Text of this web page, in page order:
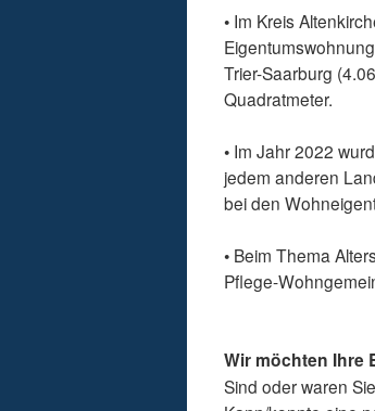
• Im Kreis
Trier-Saarburg
Quadratmeter.
• Im Jahr 2022
jedem anderen
bei den
• Beim Thema
Pflege-
Wir möchten Ihre
Sind oder waren